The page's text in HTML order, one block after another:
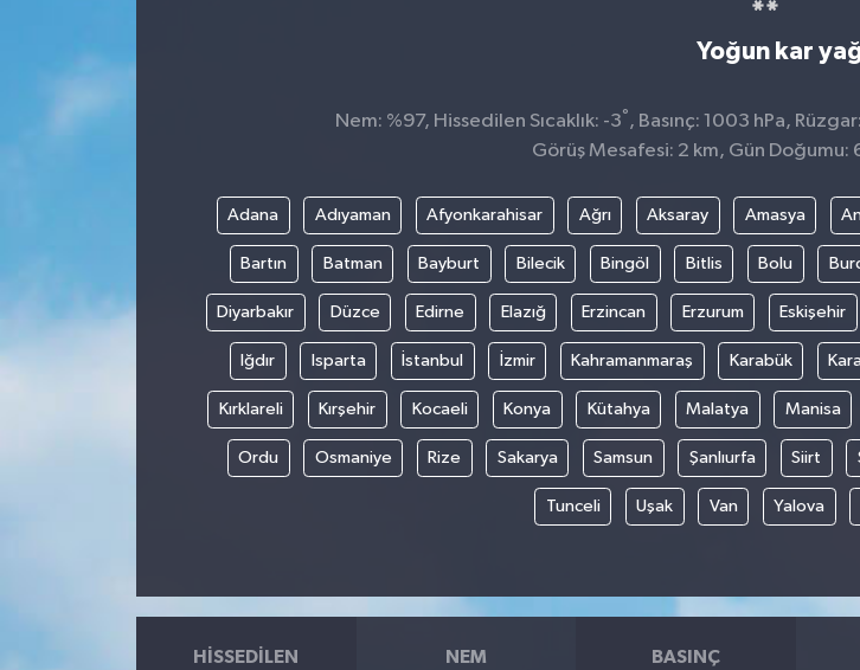
Yoğun kar
Nem: %97, Hissedilen Sıcaklık: -3° , Basınç: 1003 hPa,
Görüş Mesafesi: 2 km, Gün Doğumu:
Adana Adıyaman Afyonkarahisar Ağrı Aksaray Amasya
Bartın Batman Bayburt Bilecik Bingöl Bitlis Bolu
Diyarbakır Düzce Edirne Elazığ Erzincan Erzurum Eskişehir
Iğdır Isparta İstanbul İzmir Kahramanmaraş Karabük
Kırklareli Kırşehir Kocaeli Konya Kütahya Malatya Manisa
Ordu Osmaniye Rize Sakarya Samsun Şanlıurfa Siirt
Tunceli Uşak Van Yalova
HISSEDILEN NEM BASINÇ